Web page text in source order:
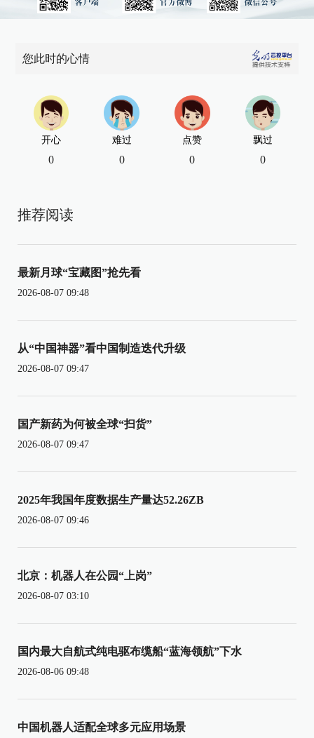
您此时的心情
开心
0
难过
0
点赞
0
飘过
0
推荐阅读
最新月球“宝藏图”抢先看
2026-08-07 09:48
从“中国神器”看中国制造迭代升级
2026-08-07 09:47
国产新药为何被全球“扫货”
2026-08-07 09:47
2025年我国年度数据生产量达52.26ZB
2026-08-07 09:46
北京：机器人在公园“上岗”
2026-08-07 03:10
国内最大自航式纯电驱布缆船“蓝海领航”下水
2026-08-06 09:48
中国机器人适配全球多元应用场景